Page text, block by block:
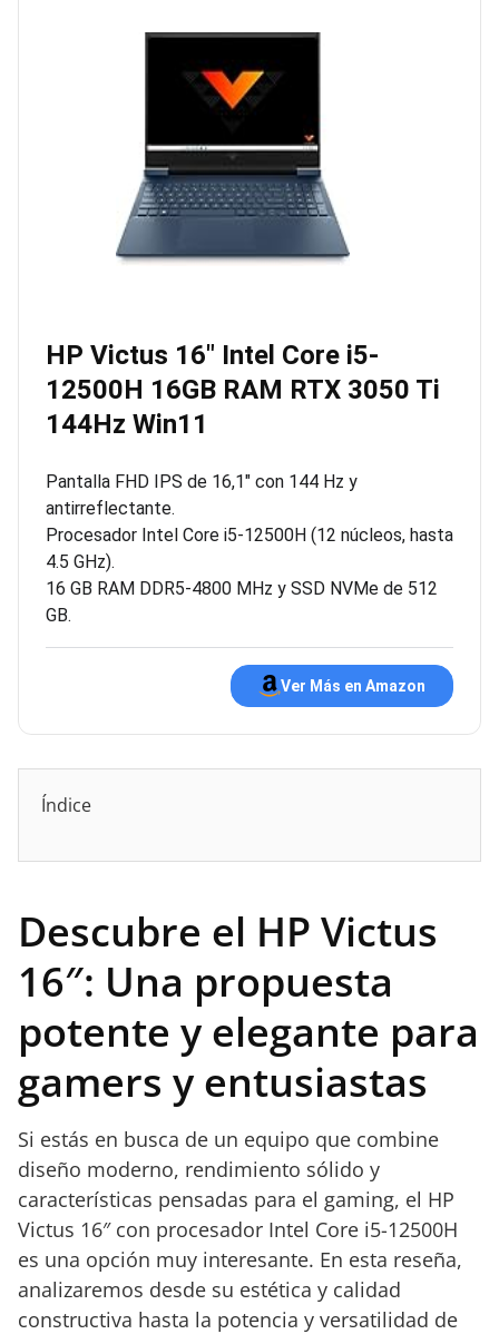
HP Victus 16″ Intel Core i5-
12500H 16GB RAM RTX 3050 Ti
144Hz Win11
Pantalla FHD IPS de 16,1″ con 144 Hz y
antirreflectante.
Procesador Intel Core i5-12500H (12 núcleos, hasta
4.5 GHz).
16 GB RAM DDR5-4800 MHz y SSD NVMe de 512
GB.
Ver Más en Amazon
Índice
Descubre el HP Victus
16″: Una propuesta
potente y elegante para
gamers y entusiastas
Si estás en busca de un equipo que combine
diseño moderno, rendimiento sólido y
características pensadas para el gaming, el HP
Victus 16″ con procesador Intel Core i5-12500H
es una opción muy interesante. En esta reseña,
analizaremos desde su estética y calidad
constructiva hasta la potencia y versatilidad de